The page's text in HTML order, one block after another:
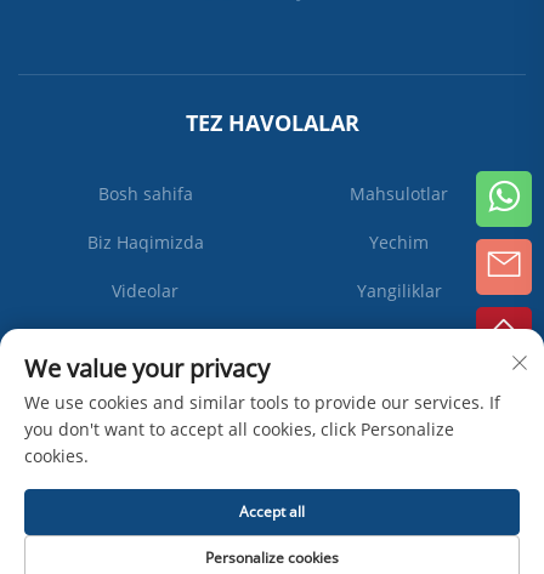
TEZ HAVOLALAR
Bosh sahifa Mahsulotlar
Biz Haqimizda Yechim
Videolar Yangiliklar
siyosati
We value your privacy
We use cookies and similar tools to provide our services. If
you don't want to accept all cookies, click Personalize
cookies.
Personalize cookies
Accept all